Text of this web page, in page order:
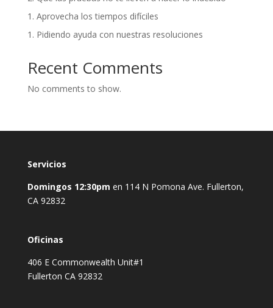
1. Aprovecha los tiempos difíciles
1. Pidiendo ayuda con nuestras resoluciones
Recent Comments
No comments to show.
Servicios
Domingos 12:30pm en 114 N Pomona Ave. Fullerton,
CA 92832
Oficinas
406 E Commonwealth Unit#1
Fullerton CA 92832